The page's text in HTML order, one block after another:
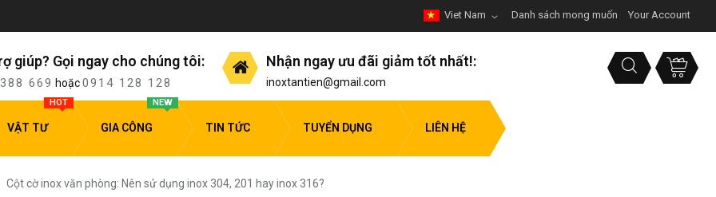
Danh sách mong muốn Your Account
Viet Nam
giúp? Gọi ngay cho chúng tôi:
669 hoặc0914 128 128
Nhận ngay ưu đãi giảm tốt nhất!:
inoxtantien@gmail.com
VẬT TƯ
HOT
GIA CÔNG
NEW
TIN TỨC TUYỂN DỤNG LIÊN HỆ
Cột cờ inox văn phòng: Nên sử dụng inox 304, 201 hay inox 316?